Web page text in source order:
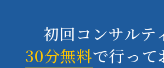
初回コンサルテ
30分無料で行って